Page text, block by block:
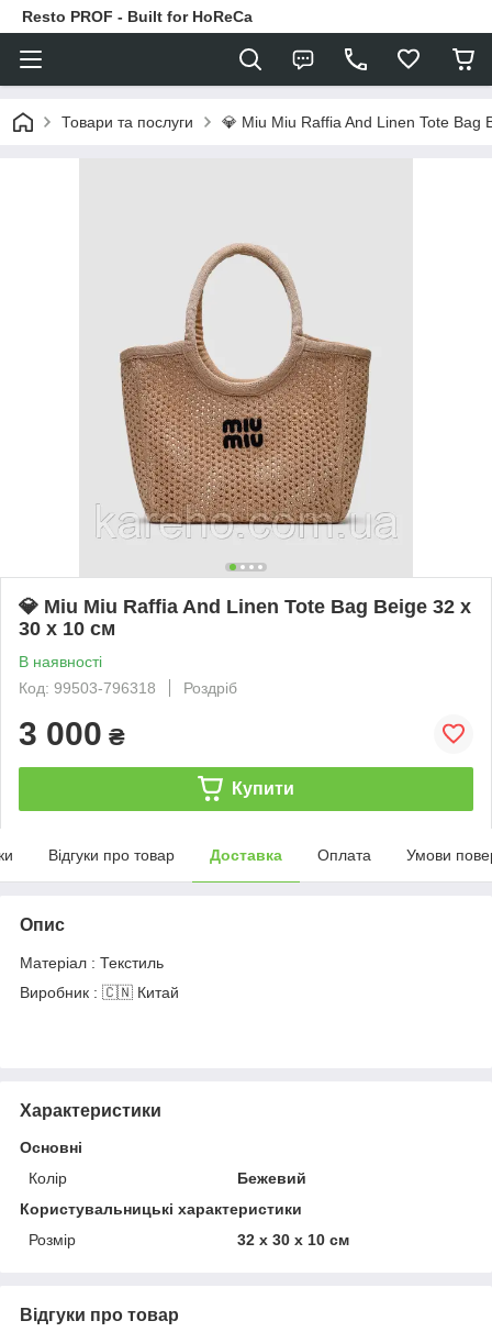
Resto PROF - Built for HoReCa
Товари та послуги 💎 Miu Miu Raffia And Linen Tote Bag
💎 Miu Miu Raffia And Linen Tote Bag Beige 32 х
30 х 10 см
В наявності
Код: 99503-796318
Роздріб
3 000 ₴
Купити
Відгуки про товар Доставка Оплата Умови
Опис
Матеріал : Текстиль
Виробник : 🇨🇳 Китай
Характеристики
Основні
Колір
Бежевий
Користувальницькі характеристики
Розмір
32 х 30 х 10 см
Відгуки про товар